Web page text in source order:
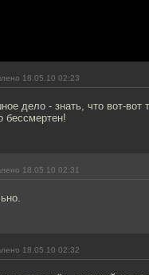
18.05.10 02:23
дело - знать, что вот-вот
бессмертен!
18.05.10 02:31
18.05.10 02:32